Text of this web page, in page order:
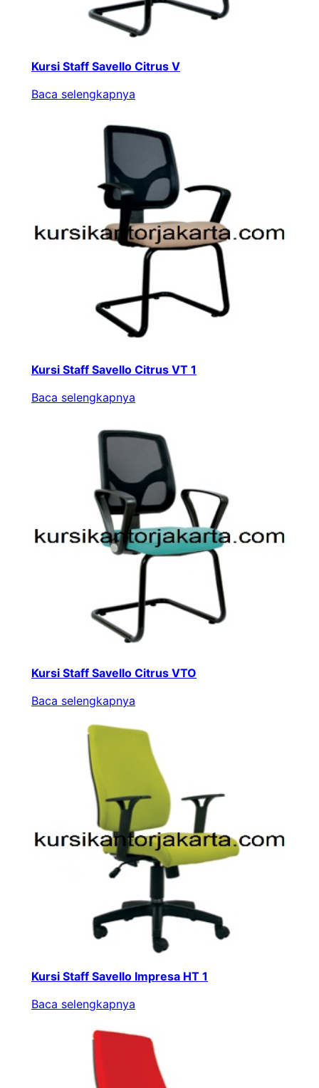
Kursi Staff Savello Citrus V
Baca selengkapnya
Kursi Staff Savello Citrus VT 1
Baca selengkapnya
Kursi Staff Savello Citrus VTO
Baca selengkapnya
Kursi Staff Savello Impresa HT 1
Baca selengkapnya